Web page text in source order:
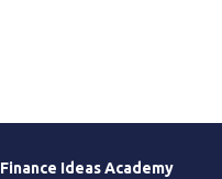
Finance Ideas Academy